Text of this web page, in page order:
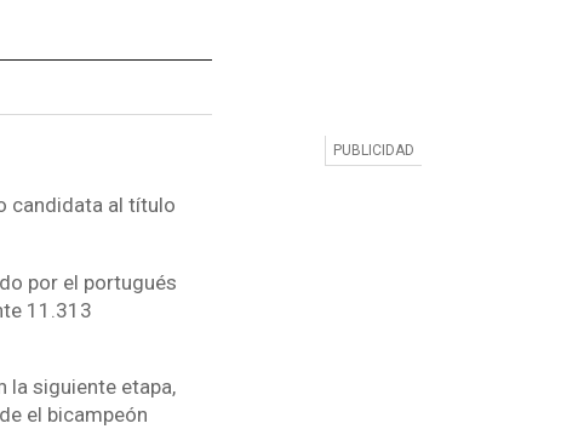
candidata al título
por el portugués
11.313
la siguiente etapa,
el bicampeón